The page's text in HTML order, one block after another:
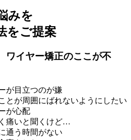
みを
をご提案
ワイヤー矯正のここが不
が目立つのが嫌
とが周囲にばれないようにしたい
が心配
痛いと聞くけど…
通う時間がない